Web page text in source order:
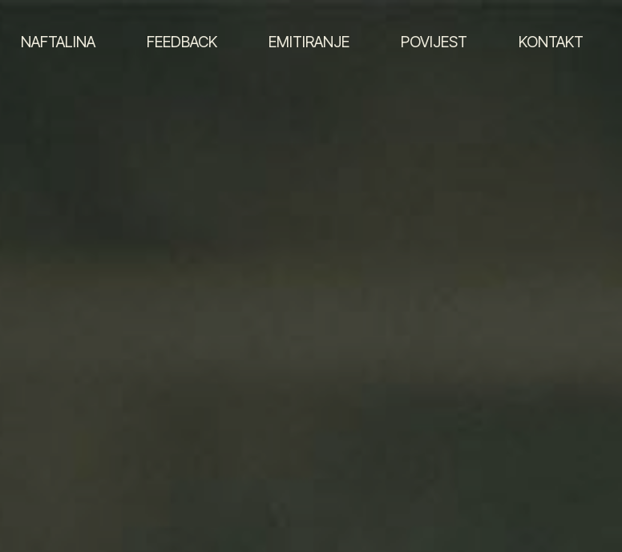
NAFTALINA FEEDBACK EMITIRANJE POVIJEST KONTAKT